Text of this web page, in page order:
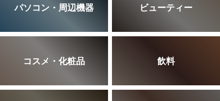
パソコン・周辺機器 ビューティー
コスメ・化粧品 飲料